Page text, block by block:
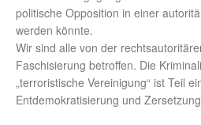
politische Opposition in einer
werden könnte.
Wir sind alle von der
Faschisierung betroffen. Die
„terroristische Vereinigung“ ist Teil
Entdemokratisierung und